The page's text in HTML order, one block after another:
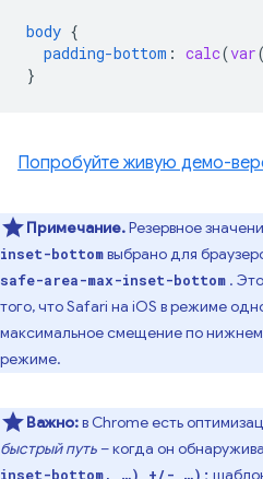
body {
padding-bottom : calc(var(
}
Попробуйте живую демо-
Примечание.Резервное
inset-bottomвыбрано для
safe-area-max-inset-bottom .
того, что Safari на iOS в режиме
максимальное смещение по
режиме.
Важно:в Chrome есть
быстрый путь – когда он
inset-bottom, …) +/- …);